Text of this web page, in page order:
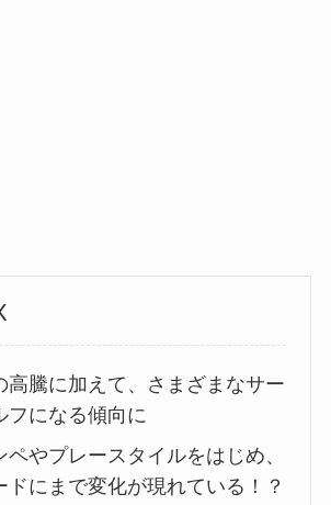
高騰に加えて、さまざまなサー
フになる傾向に
ペやプレースタイルをはじめ、
ドにまで変化が現れている！？